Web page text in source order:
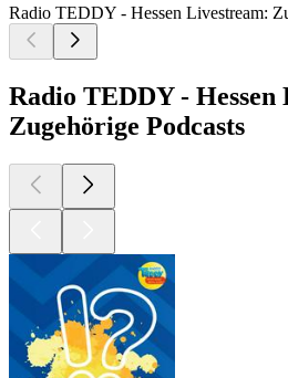
Radio TEDDY - Hessen Livestream:
Radio TEDDY - Hessen
Zugehörige Podcasts